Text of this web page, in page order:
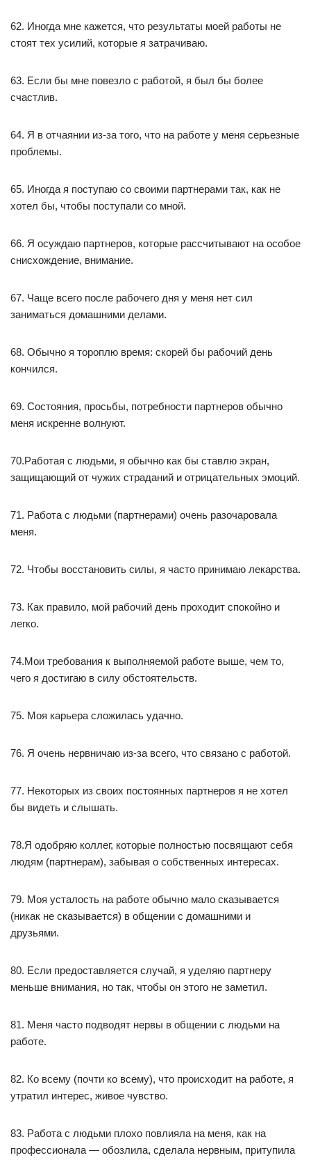
62. Иногда мне кажется, что результаты моей работы не
стоят тех усилий, которые я затрачиваю.
63. Если бы мне повезло с работой, я был бы более
счастлив.
64. Я в отчаянии из-за того, что на работе у меня серьезные
проблемы.
65. Иногда я поступаю со своими партнерами так, как не
хотел бы, чтобы поступали со мной.
66. Я осуждаю партнеров, которые рассчитывают на особое
снисхождение, внимание.
67. Чаще всего после рабочего дня у меня нет сил
заниматься домашними делами.
68. Обычно я тороплю время: скорей бы рабочий день
кончился.
69. Состояния, просьбы, потребности партнеров обычно
меня искренне волнуют.
70.Работая с людьми, я обычно как бы ставлю экран,
защищающий от чужих страданий и отрицательных эмоций.
71. Работа с людьми (партнерами) очень разочаровала
меня.
72. Чтобы восстановить силы, я часто принимаю лекарства.
73. Как правило, мой рабочий день проходит спокойно и
легко.
74.Мои требования к выполняемой работе выше, чем то,
чего я достигаю в силу обстоятельств.
75. Моя карьера сложилась удачно.
76. Я очень нервничаю из-за всего, что связано с работой.
77. Некоторых из своих постоянных партнеров я не хотел
бы видеть и слышать.
78.Я одобряю коллег, которые полностью посвящают себя
людям (партнерам), забывая о собственных интересах.
79. Моя усталость на работе обычно мало сказывается
(никак не сказывается) в общении с домашними и
друзьями.
80. Если предоставляется случай, я уделяю партнеру
меньше внимания, но так, чтобы он этого не заметил.
81. Меня часто подводят нервы в общении с людьми на
работе.
82. Ко всему (почти ко всему), что происходит на работе, я
утратил интерес, живое чувство.
83. Работа с людьми плохо повлияла на меня, как на
профессионала — обозлила, сделала нервным, притупила